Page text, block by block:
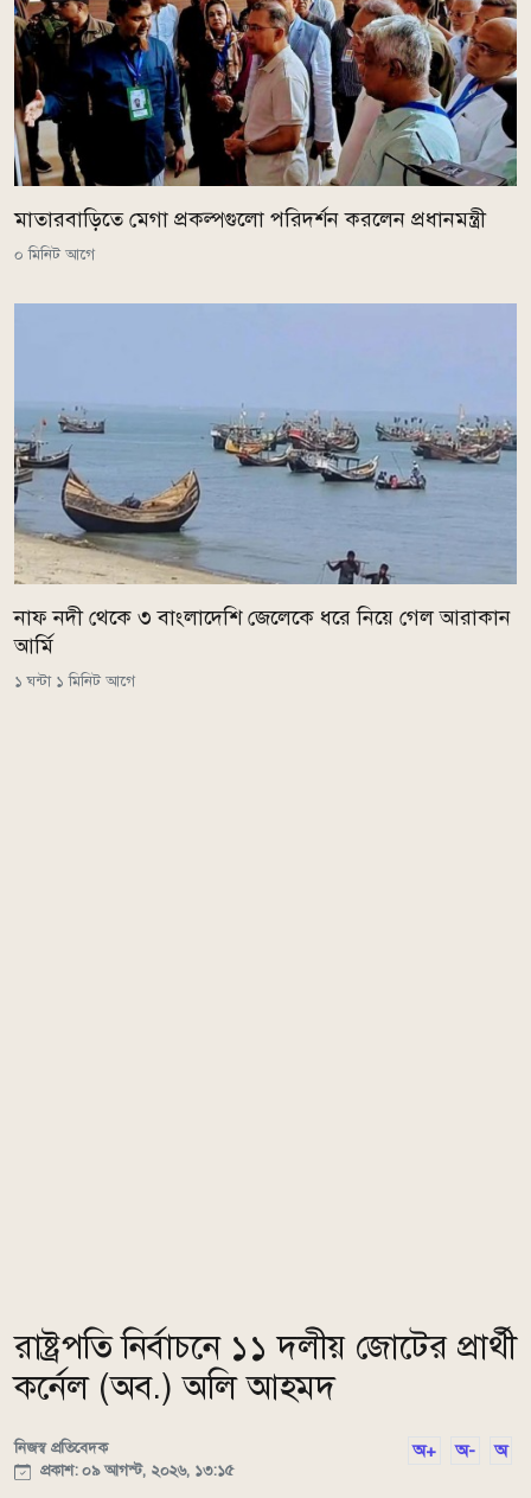
মাতারবাড়িতে মেগা প্রকল্পগুলো পরিদর্শন করলেন প্রধানমন্ত্রী
০ মিনিট আগে
নাফ নদী থেকে ৩ বাংলাদেশি জেলেকে ধরে নিয়ে গেল আরাকান
আর্মি
১ ঘন্টা ১ মিনিট আগে
রাষ্ট্রপতি নির্বাচনে ১১ দলীয় জোটের প্রার্থী
কর্নেল (অব.) অলি আহমদ
নিজস্ব প্রতিবেদক
প্রকাশ: ০৯ আগস্ট, ২০২৬, ১৩:১৫
অ+ অ- অ